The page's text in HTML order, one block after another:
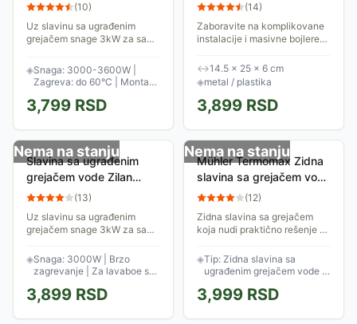
(10)
Uz slavinu sa ugrađenim
grejačem snage 3kW za samo
toplu vodu u neograničenim
količinama! Ova slavina može
da zagreje vodu...
◈Snaga: 3000-3600W |
Zagreva: do 60°C | Montaža
3,799 RSD
(14)
Zaboravite na komplikovane
instalacije i masivne bojlere
prostor. Noveen IWH150 je
inovativna slavina sa
ugrađenim protočnim...
↔14.5 × 25 × 6 cm
◈metal / plastika
3,899 RSD
Nema na stanju
Slavina sa ugrađenim
grejačem vode Zilan
ZLN5473(13)
Uz slavinu sa ugrađenim
grejačem snage 3kW za samo
toplu vodu u neograničenim
količinama! Namenjena je
isključivo za...
◈Snaga: 3000W | Brzo
zagrevanje | Za lavaboe sa
3,899 RSD
Nema na stanju
Mühler Termomax Zidna
slavina sa grejačem vode
TX43WFD
(12)
Zidna slavina sa grejačem
koja nudi praktično rešenje za
Ovaj uređaj je idealan za bilo
koji prostor gde je potrebna
topla...
◈Tip: Zidna slavina sa
ugrađenim grejačem vode |
Snaga: 3000-3600 W | LED
displej
3,999 RSD